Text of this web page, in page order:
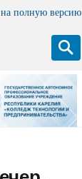
полную версию